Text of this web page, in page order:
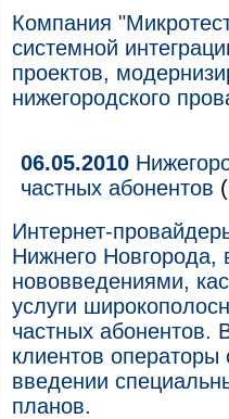
Компания
системной
проектов,
нижегородского
06.05.2010
частных абонентов
Интернет-
Нижнего Новгорода,
нововведениями,
услуги
частных абонентов.
клиентов
введении
планов.